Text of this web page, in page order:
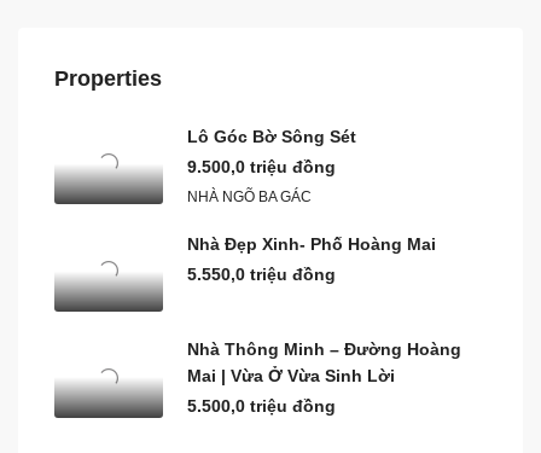
Properties
Lô Góc Bờ Sông Sét
9.500,0 triệu đồng
NHÀ NGÕ BA GÁC
Nhà Đẹp Xinh- Phố Hoàng Mai
5.550,0 triệu đồng
Nhà Thông Minh – Đường Hoàng
Mai | Vừa Ở Vừa Sinh Lời
5.500,0 triệu đồng